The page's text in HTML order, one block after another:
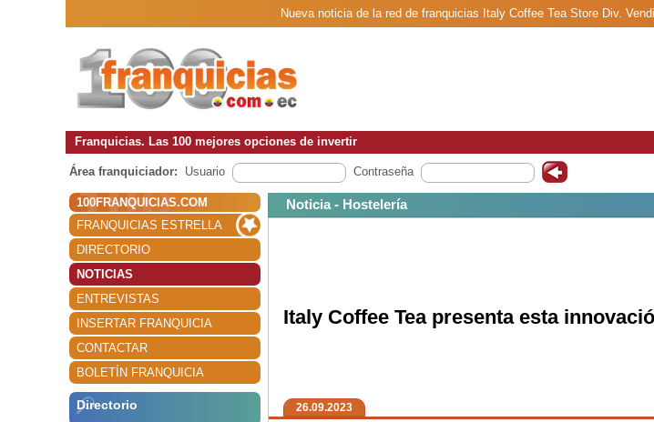
Nueva noticia de la red de franquicias Italy Coffee Tea Store Div.
Franquicias. Las 100 mejores opciones de invertir
Área franquiciador: Usuario Contraseña
100FRANQUICIAS.COM
FRANQUICIAS ESTRELLA
DIRECTORIO
NOTICIAS
ENTREVISTAS
INSERTAR FRANQUICIA
CONTACTAR
BOLETÍN FRANQUICIA
Directorio
Noticia - Hostelería
Italy Coffee Tea presenta esta
26.09.2023